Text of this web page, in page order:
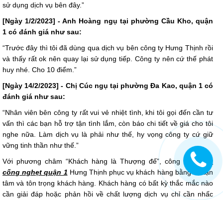
sử dụng dịch vụ bên đây.”
[Ngày 1/2/2023] - Anh Hoàng ngụ tại phường Cầu Kho, quận
1 có đánh giá như sau:
“Trước đây thì tôi đã dùng qua dịch vụ bên công ty Hưng Thịnh rồi
và thấy rất ok nên quay lại sử dụng tiếp. Công ty nên cứ thế phát
huy nhé. Cho 10 điểm.”
[Ngày 14/2/2023] - Chị Cúc ngụ tại phường Đa Kao, quận 1 có
đánh giá như sau:
“Nhân viên bên công ty rất vui vẻ nhiệt tình, khi tôi gọi đến cần tư
vấn thì các bạn hỗ trợ tận tình lắm, còn báo chi tiết về giá cho tôi
nghe nữa. Làm dịch vụ là phải như thế, hy vọng công ty cứ giữ
vững tinh thần như thế.”
Với phương châm “Khách hàng là Thượng đế”, công tythông
cống nghẹt quận 1 Hưng Thịnh phục vụ khách hàng bằng sự tận
tâm và tôn trọng khách hàng. Khách hàng có bất kỳ thắc mắc nào
cần giải đáp hoặc phản hồi về chất lượng dịch vụ chỉ cần nhấc